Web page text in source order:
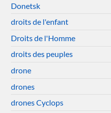
Donetsk
droits de l'enfant
Droits de l'Homme
droits des peuples
drone
drones
drones Cyclops